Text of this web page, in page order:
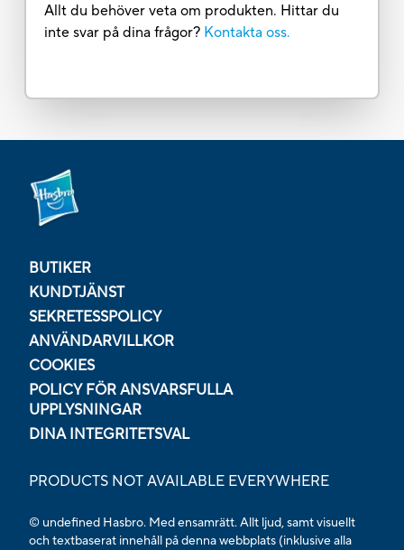
Allt du behöver veta om produkten. Hittar du
inte svar på dina frågor? Kontakta oss.
BUTIKER
KUNDTJÄNST
SEKRETESSPOLICY
ANVÄNDARVILLKOR
COOKIES
POLICY FÖR ANSVARSFULLA
UPPLYSNINGAR
DINA INTEGRITETSVAL
PRODUCTS NOT AVAILABLE EVERYWHERE
© undefined Hasbro. Med ensamrätt. Allt ljud, samt visuellt
och textbaserat innehåll på denna webbplats (inklusive alla